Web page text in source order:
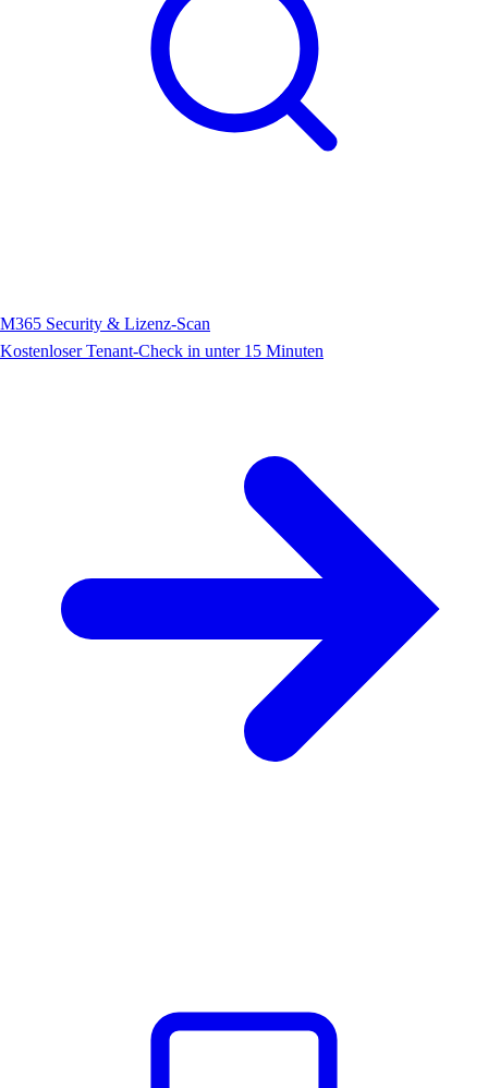
M365 Security & Lizenz-Scan
Kostenloser Tenant-Check in unter 15 Minuten